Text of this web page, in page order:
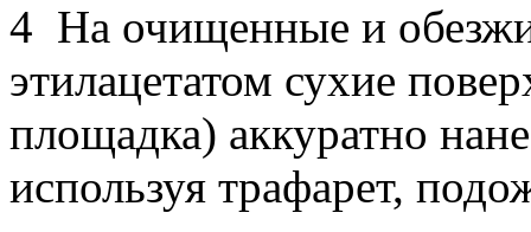
4 На очищенные и
этилацетатом сухие
площадка) аккуратно
используя трафарет,